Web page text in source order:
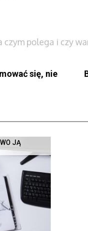
czym polega i czy
się, nie
JĄ